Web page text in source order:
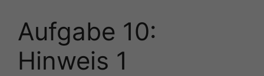
Aufgabe 10:
Hinweis 1